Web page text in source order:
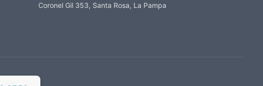
Coronel Gil 353, Santa Rosa, La Pampa